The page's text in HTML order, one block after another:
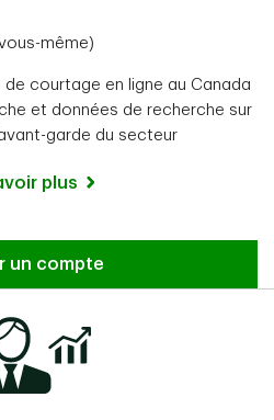
même)
de courtage en ligne au Canada
et données de recherche sur
garde du secteur
plus
un compte